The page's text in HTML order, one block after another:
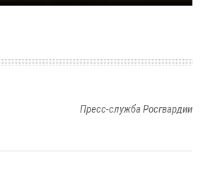
Пресс-служба Росгвардии